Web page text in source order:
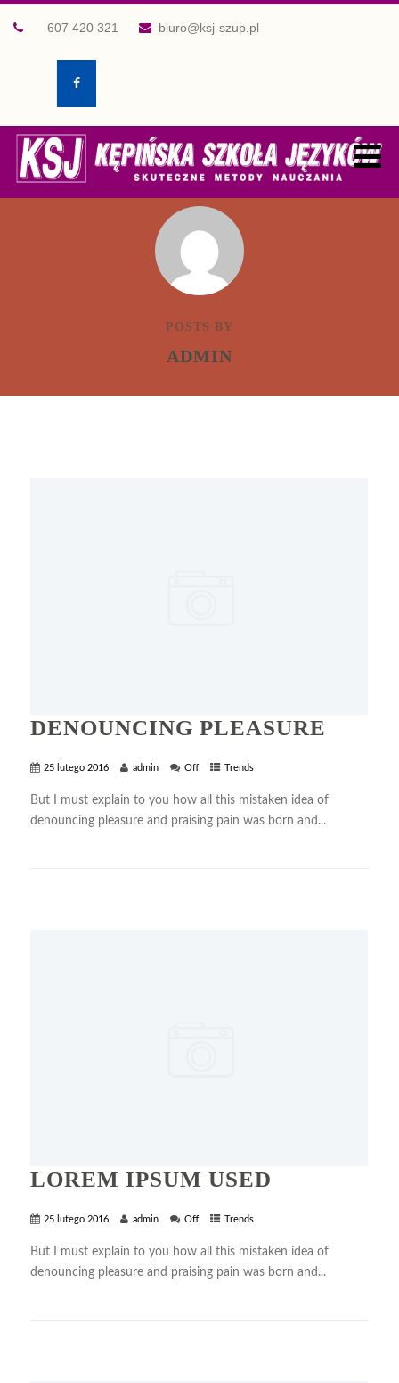
607 420 321 biuro@ksj-szup.pl
POSTS BY
ADMIN
DENOUNCING PLEASURE
25 lutego 2016 admin Off Trends
But I must explain to you how all this mistaken idea of
denouncing pleasure and praising pain was born and...
LOREM IPSUM USED
25 lutego 2016 admin Off Trends
But I must explain to you how all this mistaken idea of
denouncing pleasure and praising pain was born and...